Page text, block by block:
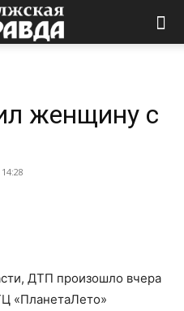
женщину с
ДТП произошло вчера
«ПланетаЛето»